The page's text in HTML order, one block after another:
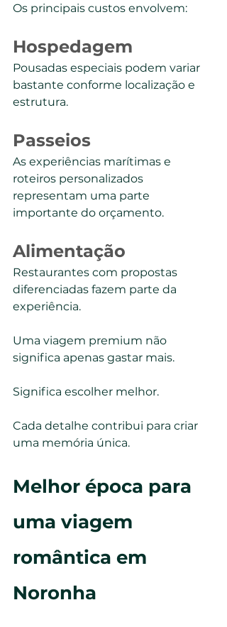
Os principais custos envolvem:
Hospedagem
Pousadas especiais podem variar
bastante conforme localização e
estrutura.
Passeios
As experiências marítimas e
roteiros personalizados
representam uma parte
importante do orçamento.
Alimentação
Restaurantes com propostas
diferenciadas fazem parte da
experiência.
Uma viagem premium não
significa apenas gastar mais.
Significa escolher melhor.
Cada detalhe contribui para criar
uma memória única.
Melhor época para
uma viagem
romântica em
Noronha